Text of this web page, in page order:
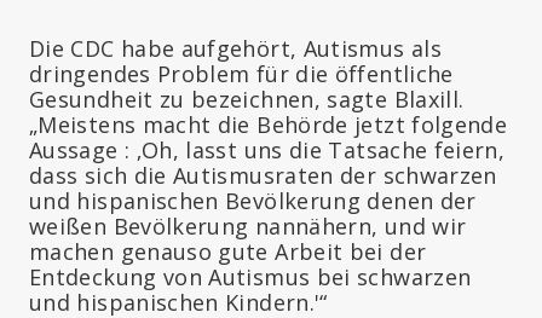
Die CDC habe aufgehört, Autismus als
dringendes Problem für die öffentliche
Gesundheit zu bezeichnen, sagte Blaxill.
„Meistens macht die Behörde jetzt folgende
Aussage : ‚Oh, lasst uns die Tatsache feiern,
dass sich die Autismusraten der schwarzen
und hispanischen Bevölkerung denen der
weißen Bevölkerung nannähern, und wir
machen genauso gute Arbeit bei der
Entdeckung von Autismus bei schwarzen
und hispanischen Kindern.'“